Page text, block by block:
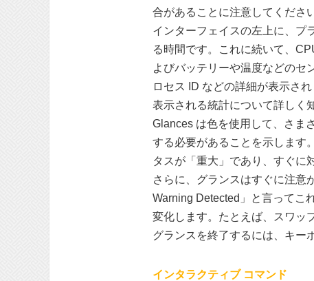
合があることに注意してください
インターフェイスの左上に、プ
る時間です。これに続いて、
よびバッテリーや温度などのセ
ロセス ID などの詳細が表示され
表示される統計について詳しく
Glances は色を使用して、さま
する必要があることを示します
タスが「重大」であり、すぐに
さらに、グランスはすぐに注意
Warning Detected」と言ってこ
変化します。たとえば、スワッ
グランスを終了するには、キー
インタラクティブ コマンド